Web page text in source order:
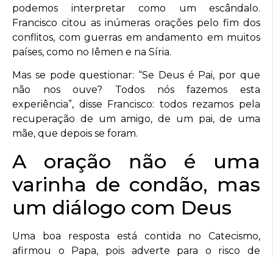
podemos interpretar como um escândalo.
Francisco citou as inúmeras orações pelo fim dos
conflitos, com guerras em andamento em muitos
países, como no Iêmen e na Síria.
Mas se pode questionar: “Se Deus é Pai, por que
não nos ouve? Todos nós fazemos esta
experiência”, disse Francisco: todos rezamos pela
recuperação de um amigo, de um pai, de uma
mãe, que depois se foram.
A oração não é uma
varinha de condão, mas
um diálogo com Deus
Uma boa resposta está contida no Catecismo,
afirmou o Papa, pois adverte para o risco de